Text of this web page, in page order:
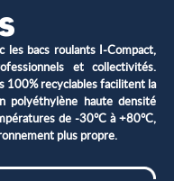
les bacs roulants I-Compact,
et collectivités.
100% recyclables facilitent la
polyéthylène haute densité
de -30°C à +80°C,
plus propre.